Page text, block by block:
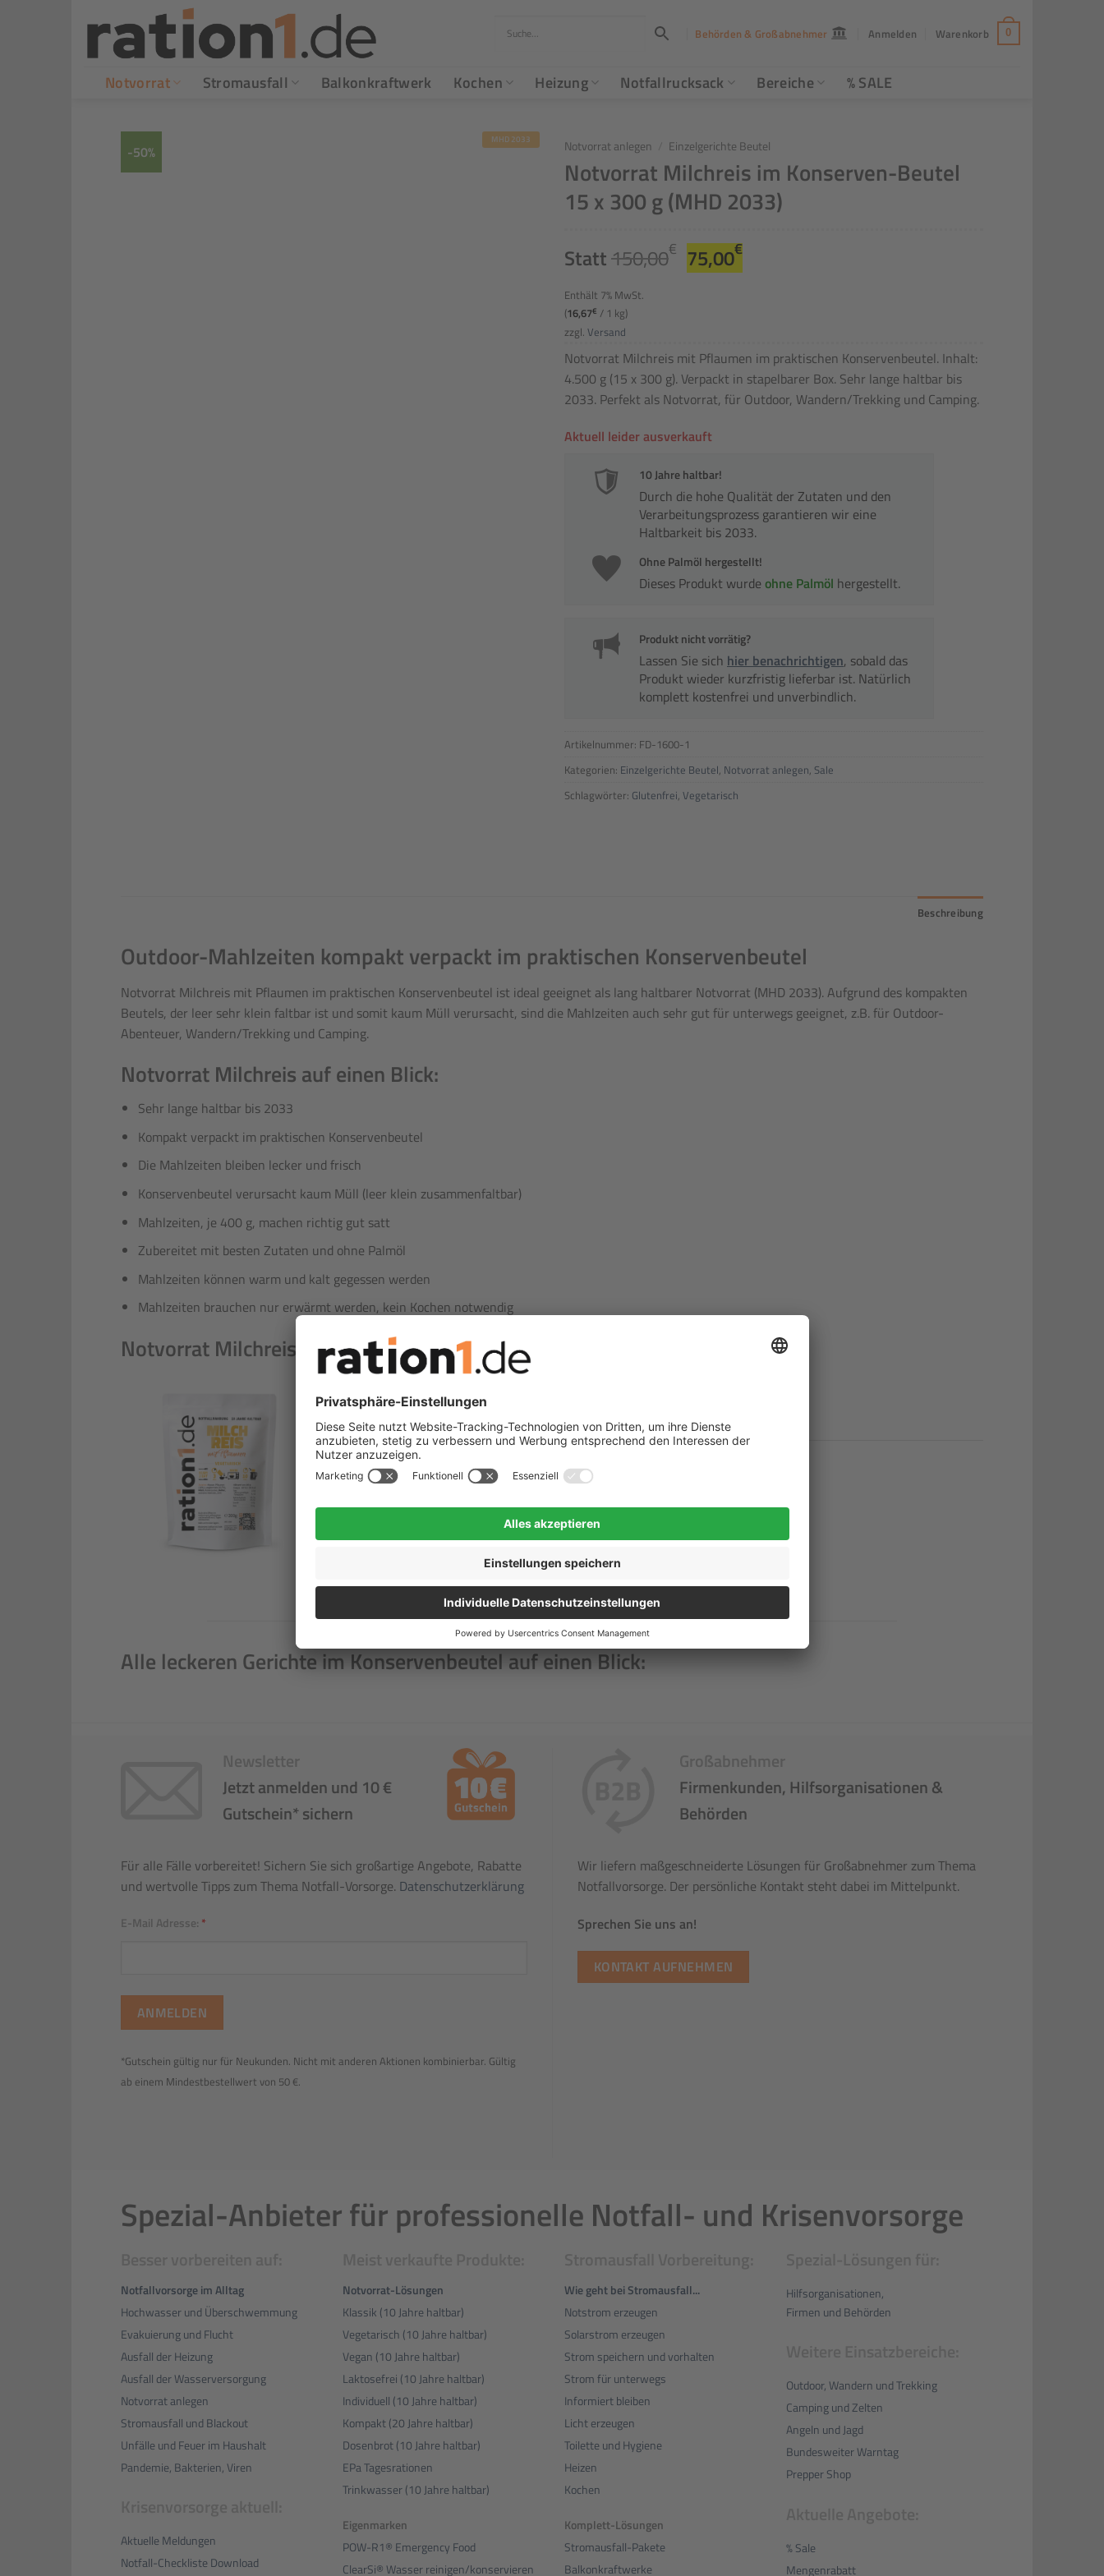
Inhalt
springen
Behörden & Großabnehmer Anmelden Warenkorb 0
Notvorrat Stromausfall Balkonkraftwerk Kochen Heizung Notfallrucksack Bereiche % SALE
-50%
MHD 2033 Notvorrat anlegen Einzelgerichte Beutel
Notvorrat Milchreis im Konserven-Beutel
15 x 300 g (MHD 2033)
Statt150,00€ Ursprünglicher
Preis
75,00€Aktueller
Preis
Enthält 7% MwSt.
(16,67€ / 1 kg)
zzgl. Versand
Notvorrat Milchreis mit Pflaumen im praktischen Konservenbeutel. Inhalt:
4.500 g (15 x 300 g). Verpackt in stapelbarer Box. Sehr lange haltbar bis
2033. Perfekt als Notvorrat, für Outdoor, Wandern/Trekking und Camping.
Aktuell leider ausverkauft
10 Jahre haltbar!
Durch die hohe Qualität der Zutaten und den
Verarbeitungsprozess garantieren wir eine
Haltbarkeit bis 2033.
Ohne Palmöl hergestellt!
Dieses Produkt wurde ohne Palmöl hergestellt.
Produkt nicht vorrätig?
Lassen Sie sich hier benachrichtigen, sobald das
Produkt wieder kurzfristig lieferbar ist. Natürlich
komplett kostenfrei und unverbindlich.
Artikelnummer: FD-1600-1
Kategorien: Einzelgerichte Beutel, Notvorrat anlegen, Sale
Schlagwörter: Glutenfrei, Vegetarisch
Beschreibung
Outdoor-Mahlzeiten kompakt verpackt im praktischen Konservenbeutel
Notvorrat Milchreis mit Pflaumen im praktischen Konservenbeutel ist ideal geeignet als lang haltbarer Notvorrat (MHD 2033). Aufgrund des kompakten
Beutels, der leer sehr klein faltbar ist und somit kaum Müll verursacht, sind die Mahlzeiten auch sehr gut für unterwegs geeignet, z.B. für Outdoor-
Abenteuer, Wandern/Trekking und Camping.
Notvorrat Milchreis auf einen Blick:
Sehr lange haltbar bis 2033
Kompakt verpackt im praktischen Konservenbeutel
Die Mahlzeiten bleiben lecker und frisch
Konservenbeutel verursacht kaum Müll (leer klein zusammenfaltbar)
Mahlzeiten, je 400 g, machen richtig gut satt
Zubereitet mit besten Zutaten und ohne Palmöl
Mahlzeiten können warm und kalt gegessen werden
Mahlzeiten brauchen nur erwärmt werden, kein Kochen notwendig
Notvorrat Milchreis enthält 15 Beutel, je 400 g, in stapelbarer Box:
Milchreis mit Pflaumen 300 gVEGETARISCH
Zutaten und Nährwerte
Alle leckeren Gerichte im Konservenbeutel auf einen Blick:
Newsletter
Jetzt anmelden und 10 €
Gutschein* sichern
Für alle Fälle vorbereitet! Sichern Sie sich großartige Angebote, Rabatte
und wertvolle Tipps zum Thema Notfall-Vorsorge. Datenschutzerklärung
E-Mail Adresse: *
*Gutschein gültig nur für Neukunden. Nicht mit anderen Aktionen kombinierbar. Gültig
ab einem Mindestbestellwert von 50 €.
Großabnehmer
Firmenkunden, Hilfsorganisationen &
Behörden
Wir liefern maßgeschneiderte Lösungen für Großabnehmer zum Thema
Notfallvorsorge. Der persönliche Kontakt steht dabei im Mittelpunkt.
Sprechen Sie uns an!
KONTAKT AUFNEHMEN
Spezial-Anbieter für professionelle Notfall- und Krisenvorsorge
Notfallvorsorge im Alltag
Hochwasser und Überschwemmung
Evakuierung und Flucht
Ausfall der Heizung
Ausfall der Wasserversorgung
Notvorrat anlegen
Stromausfall und Blackout
Unfälle und Feuer im Haushalt
Pandemie, Bakterien, Viren
Aktuelle Meldungen
Notfall-Checkliste Download
Notvorrat-Lösungen
Klassik (10 Jahre haltbar)
Vegetarisch (10 Jahre haltbar)
Vegan (10 Jahre haltbar)
Laktosefrei (10 Jahre haltbar)
Individuell (10 Jahre haltbar)
Kompakt (20 Jahre haltbar)
Dosenbrot (10 Jahre haltbar)
EPa Tagesrationen
Trinkwasser (10 Jahre haltbar)
Eigenmarken
POW-R1® Emergency Food
ClearSi® Wasser reinigen/konservieren
Wie geht bei Stromausfall...
Notstrom erzeugen
Solarstrom erzeugen
Strom speichern und vorhalten
Strom für unterwegs
Informiert bleiben
Licht erzeugen
Toilette und Hygiene
Heizen
Kochen
Komplett-Lösungen
Stromausfall-Pakete
Balkonkraftwerke
Hilfsorganisationen,
Firmen und Behörden
Outdoor, Wandern und Trekking
Camping und Zelten
Angeln und Jagd
Bundesweiter Warntag
Prepper Shop
% Sale
Mengenrabatt